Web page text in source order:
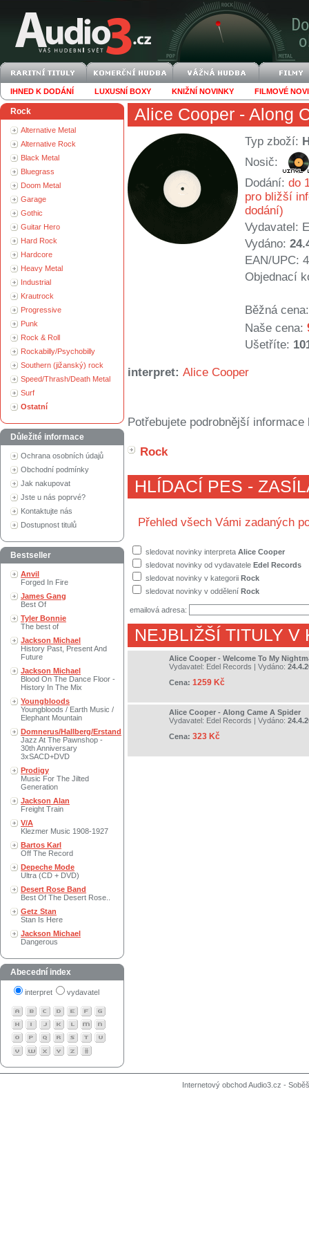
IHNED K DODÁNÍ LUXUSNÍ BOXY KNIŽNÍ NOVINKY FILMOVÉ
Rock
Alternative Metal
Alternative Rock
Black Metal
Bluegrass
Doom Metal
Garage
Gothic
Guitar Hero
Hard Rock
Hardcore
Heavy Metal
Industrial
Krautrock
Progressive
Punk
Rock & Roll
Rockabilly/Psychobilly
Southern (jižanský) rock
Speed/Thrash/Death Metal
Surf
Ostatní
Důležité informace
Ochrana osobních údajů
Obchodní podmínky
Jak nakupovat
Jste u nás poprvé?
Kontaktujte nás
Dostupnost titulů
Bestseller
Anvil
Forged In Fire
James Gang
Best Of
Tyler Bonnie
The best of
Jackson Michael
History Past, Present And
Future
Jackson Michael
Blood On The Dance Floor -
History In The Mix
Youngbloods
Youngbloods / Earth Music /
Elephant Mountain
Domnerus/Hallberg/Erstand
Jazz At The Pawnshop -
30th Anniversary
3xSACD+DVD
Prodigy
Music For The Jilted
Generation
Jackson Alan
Freight Train
V/A
Klezmer Music 1908-1927
Bartos Karl
Off The Record
Depeche Mode
Ultra (CD + DVD)
Desert Rose Band
Best Of The Desert Rose..
Getz Stan
Stan Is Here
Jackson Michael
Dangerous
Abecední index
interpret vydavatel
Alice Cooper - Along
Typ zboží:
Nosič:
Dodání: do
pro bližší
dodání)
Vydavatel:
Vydáno:
EAN/UPC:
Objednací
Běžná cena:
Naše cena:
Ušetříte:
interpret: Alice Cooper
Potřebujete podrobnější
Rock
HLÍDACÍ PES -
Přehled všech Vámi zadaných
sledovat novinky interpreta Alice Cooper
sledovat novinky od vydavatele Edel Records
sledovat novinky v kategorii Rock
sledovat novinky v oddělení Rock
emailová adresa:
NEJBLIŽŠÍ TITULY V
Alice Cooper - Welcome To My
Vydavatel: Edel Records | Vydáno:
Cena: 1259 Kč
Alice Cooper - Along Came A Spider
Vydavatel: Edel Records | Vydáno:
Cena: 323 Kč
Internetový obchod Audio3.cz -